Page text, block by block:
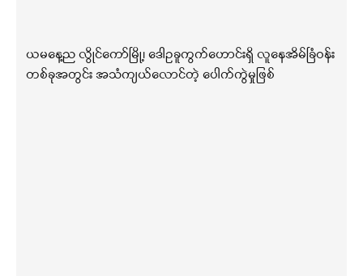
ယမနေ့ည လွိုင်ကော်မြို့၊ ဒေါဥခူကွက်ဟောင်းရှိ လူနေအိမ်ခြံဝန်း
တစ်ခုအတွင်း အသံကျယ်လောင်တဲ့ ပေါက်ကွဲမှုဖြစ်